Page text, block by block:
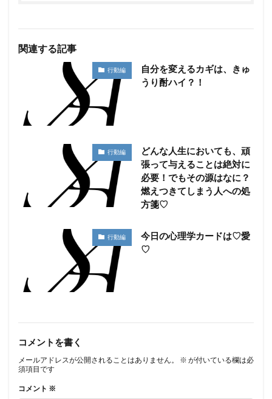
関連する記事
行動編
自分を変えるカギは、きゅ
うり酎ハイ？！
行動編
どんな人生においても、頑
張って与えることは絶対に
必要！でもその源はなに？
燃えつきてしまう人への処
方箋♡
行動編
今日の心理学カードは♡愛
♡
コメントを書く
メールアドレスが公開されることはありません。 ※ が付いている欄は必
須項目です
コメント ※